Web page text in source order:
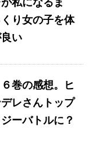
私になるま
り女の子を体
い
巻の感想。ヒ
レさんトップ
ーバトルに？